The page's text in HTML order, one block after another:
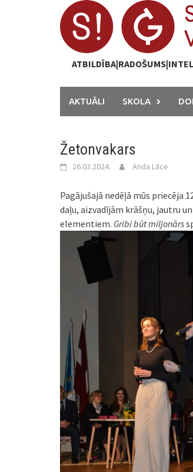
AKTUĀLI SKOLA
Žetonvakars
26.03.2024. Anda Lāce
Pagājušajā nedēļā mūs priecēja
daļu, aizvadījām krāšņu, jautru
elementiem. Gribi būt miljonārs